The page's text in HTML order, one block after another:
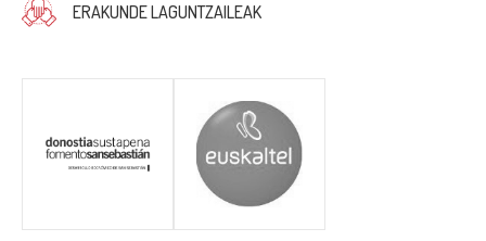
ERAKUNDE LAGUNTZAILEAK